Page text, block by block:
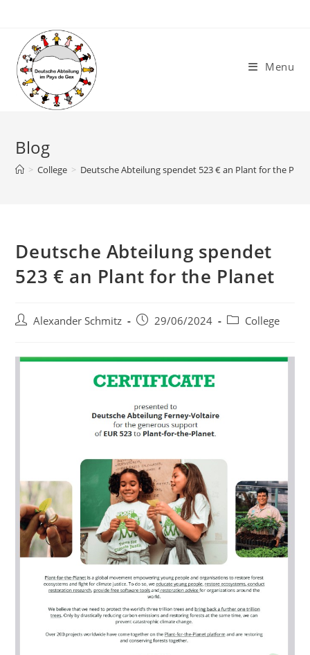
content
Menu
Blog
> College > Deutsche Abteilung spendet 523 € an Plant for the
Deutsche Abteilung spendet
523 € an Plant for the Planet
PostAlexander Schmitz
Post29/06/2024
PostCollege